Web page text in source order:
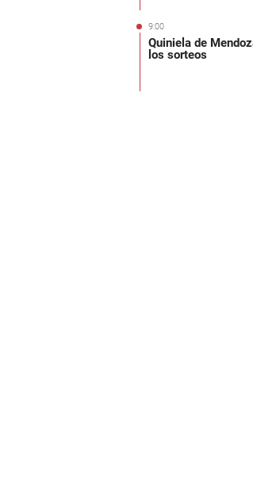
9:00
Quiniela de
los sorteos